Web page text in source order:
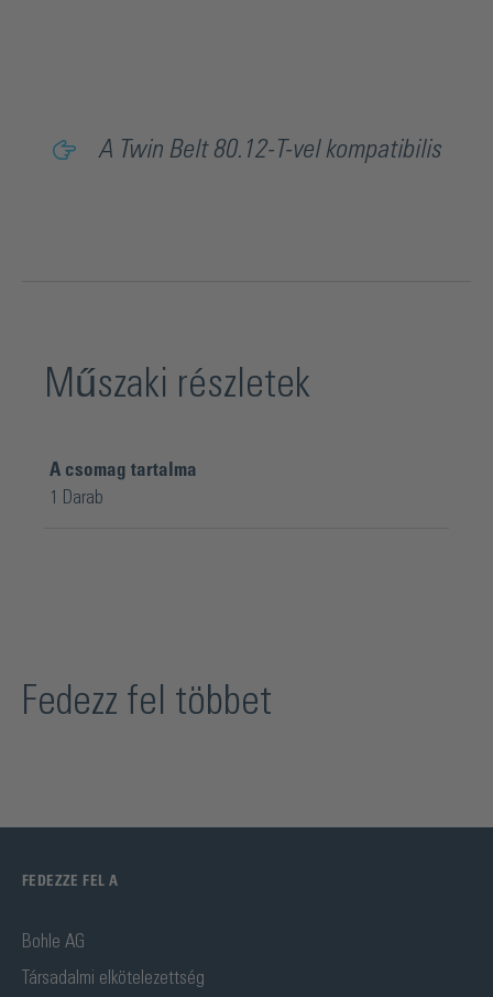
A Twin Belt 80.12-T-vel kompatibilis
Műszaki részletek
A csomag tartalma
1 Darab
Fedezz fel többet
FEDEZZE FEL A
Bohle AG
Társadalmi elkötelezettség